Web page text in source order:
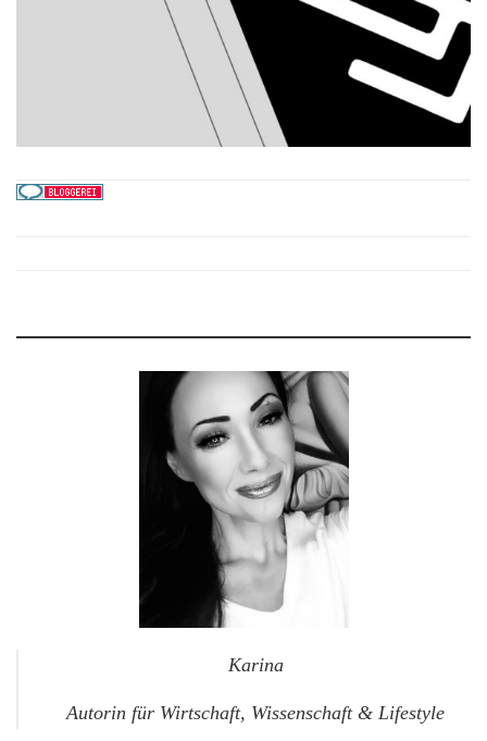
Karina
Autorin für Wirtschaft, Wissenschaft & Lifestyle